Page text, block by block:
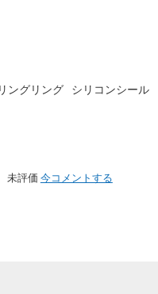
ングリング シリコンシール
未評価 今コメントする